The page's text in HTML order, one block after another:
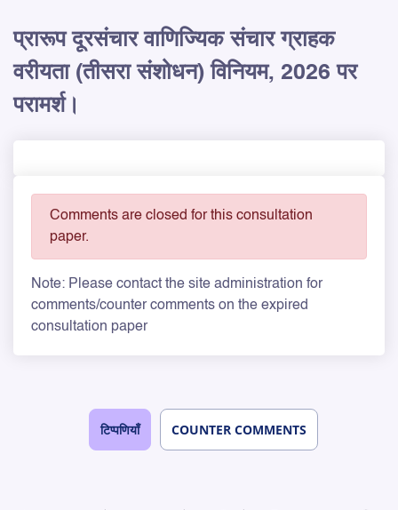
प्रारूप दूरसंचार वाणिज्यिक संचार ग्राहक
वरीयता (तीसरा संशोधन) विनियम, 2026 पर
परामर्श।
Comments are closed for this consultation
paper.
Note: Please contact the site administration for
comments/counter comments on the expired
consultation paper
टिप्पणियाँ COUNTER COMMENTS